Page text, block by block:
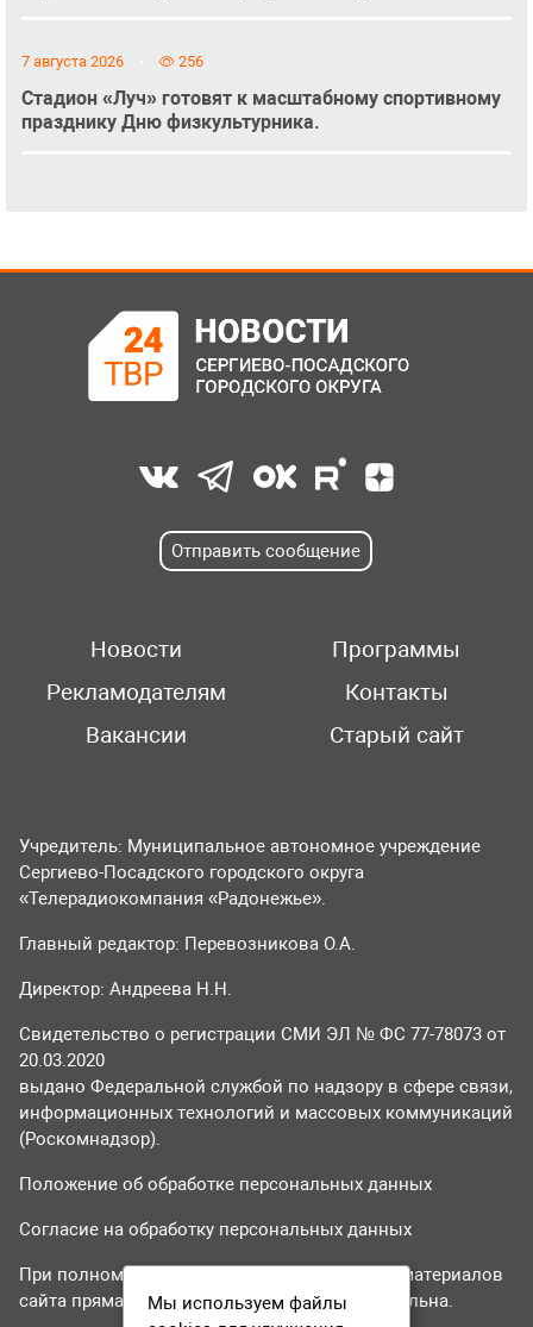
7 августа 2026 256
Стадион «Луч» готовят к масштабному спортивному
празднику Дню физкультурника.
Отправить сообщение
Новости
Программы
Рекламодателям
Контакты
Вакансии
Старый сайт
Учредитель: Муниципальное автономное учреждение
Сергиево-Посадского городского округа
«Телерадиокомпания «Радонежье».
Главный редактор: Перевозникова О.А.
Директор: Андреева Н.Н.
Свидетельство о регистрации СМИ ЭЛ № ФС 77-78073 от
20.03.2020
выдано Федеральной службой по надзору в сфере связи,
информационных технологий и массовых коммуникаций
(Роскомнадзор).
Положение об обработке персональных данных
Согласие на обработку персональных данных
При полном или частичном использовании материалов
сайта прямая гиперссылка на tvr24.tv обязательна.
Мы используем файлы